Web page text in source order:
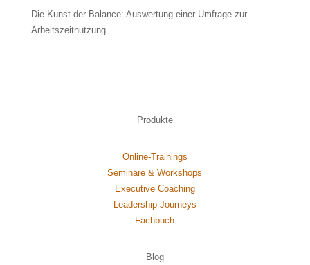
Die Kunst der Balance: Auswertung einer Umfrage zur
Arbeitszeitnutzung
Produkte
Online-Trainings
Seminare & Workshops
Executive Coaching
Leadership Journeys
Fachbuch
Blog